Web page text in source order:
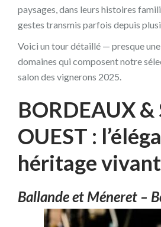
paysages, dans leurs histoires
gestes transmis parfois depuis
Voici un tour détaillé — presque
domaines qui composent notre
salon des vignerons 2025.
BORDEAUX &
OUEST :
héritage vivant
Ballande et Méneret –